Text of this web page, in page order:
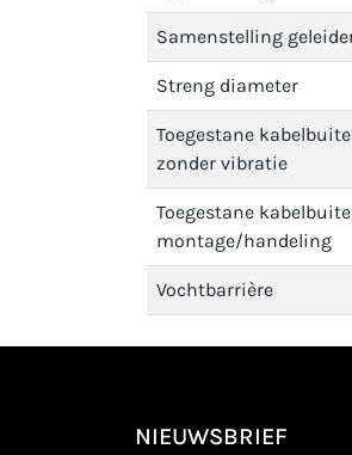
Samenstelling
Streng diameter
Toegestane
zonder vibratie
Toegestane
montage/handeling
Vochtbarrière
NIEUWSBRIEF